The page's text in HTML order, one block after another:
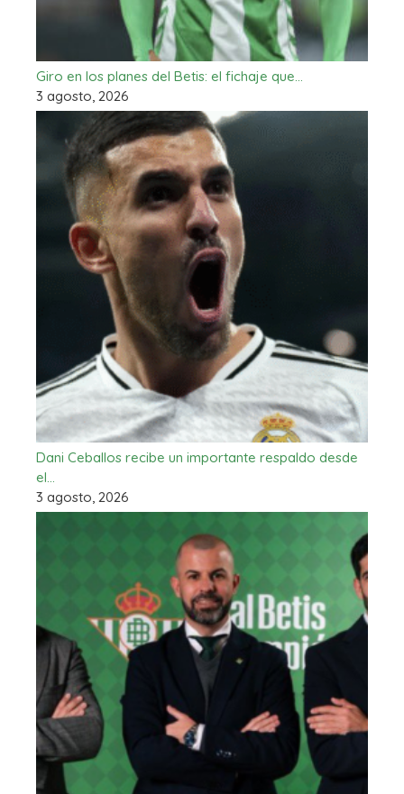
Giro en los planes del Betis: el fichaje que…
3 agosto, 2026
Dani Ceballos recibe un importante respaldo desde
el…
3 agosto, 2026